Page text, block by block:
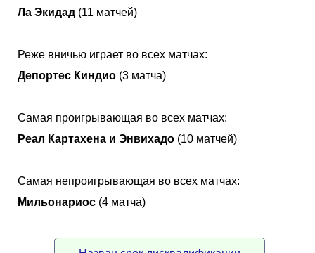
Ла Экидад (11 матчей)
Реже вничью играет во всех матчах:
Депортес Киндио (3 матча)
Самая проигрывающая во всех матчах:
Реал Картахена и Энвихадо (10 матчей)
Самая непроигрывающая во всех матчах:
Мильонариос (4 матча)